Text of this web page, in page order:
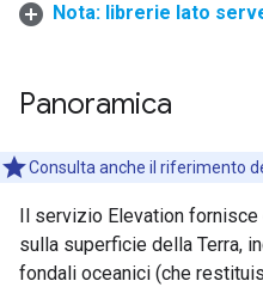
Nota: librerie lato
Panoramica
Consulta anche il riferimento
Il servizio Elevation
sulla superficie della Terra,
fondali oceanici (che